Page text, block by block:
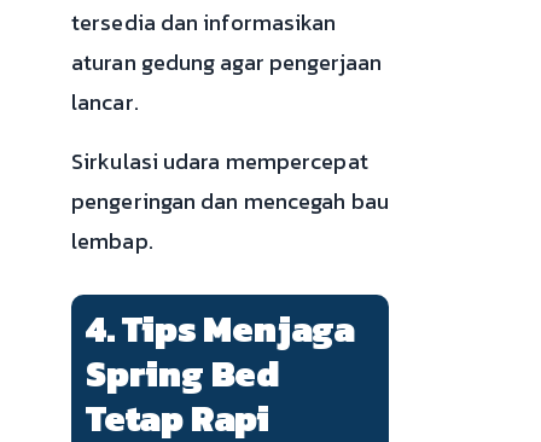
tersedia dan informasikan
aturan gedung agar pengerjaan
lancar.
Sirkulasi udara mempercepat
pengeringan dan mencegah bau
lembap.
4. Tips Menjaga
Spring Bed
Tetap Rapi